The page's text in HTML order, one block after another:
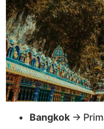
Bangkok →